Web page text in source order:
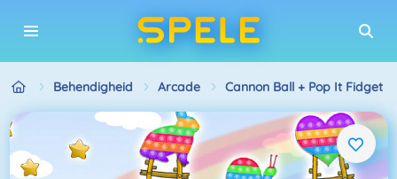
Behendigheid Arcade Cannon Ball + Pop It Fidget